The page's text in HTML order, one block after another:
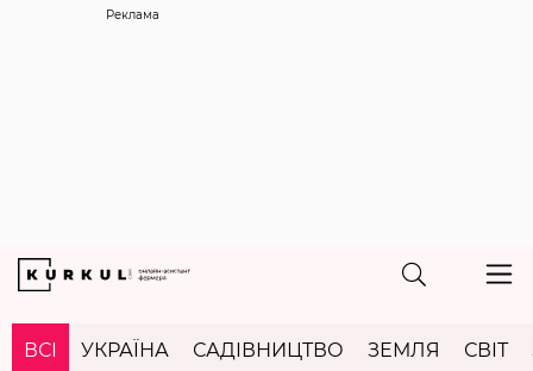
Реклама
ВСІ УКРАЇНА САДІВНИЦТВО ЗЕМЛЯ СВІТ